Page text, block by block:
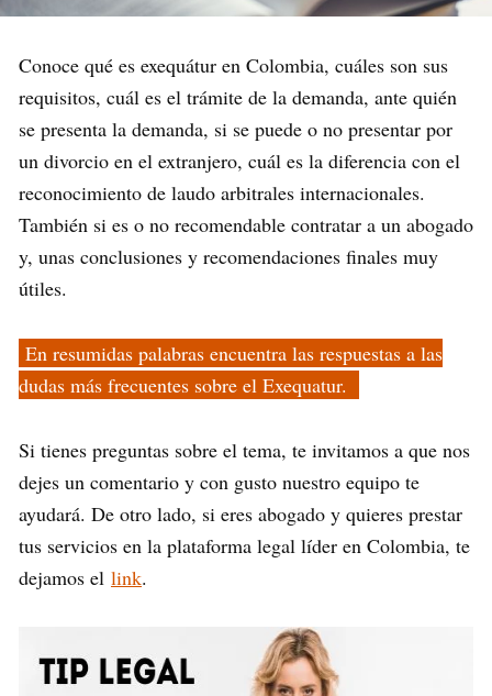
Conoce qué es exequátur en Colombia, cuáles son sus
requisitos, cuál es el trámite de la demanda, ante quién
se presenta la demanda, si se puede o no presentar por
un divorcio en el extranjero, cuál es la diferencia con el
reconocimiento de laudo arbitrales internacionales.
También si es o no recomendable contratar a un abogado
y, unas conclusiones y recomendaciones finales muy
útiles.
En resumidas palabras encuentra las respuestas a las
dudas más frecuentes sobre el Exequatur.
Si tienes preguntas sobre el tema, te invitamos a que nos
dejes un comentario y con gusto nuestro equipo te
ayudará. De otro lado, si eres abogado y quieres prestar
tus servicios en la plataforma legal líder en Colombia, te
dejamos el link.